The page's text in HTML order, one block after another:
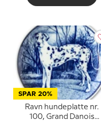
SPAR 20%
Ravn hundeplatte nr.
100, Grand Danois